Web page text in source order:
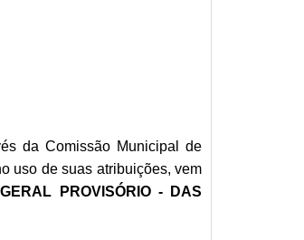
da Comissão Municipal de
uso de suas atribuições, vem
PROVISÓRIO - DAS